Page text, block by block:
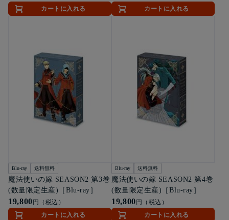
カートに入れる
カートに入れる
Blu-ray 送料無料
魔法使いの嫁 SEASON2 第3巻
(数量限定生産)［Blu-ray］
19,800 円（税込）
カートに入れる
Blu-ray 送料無料
魔法使いの嫁 SEASON2 第4巻
(数量限定生産)［Blu-ray］
19,800 円（税込）
カートに入れる